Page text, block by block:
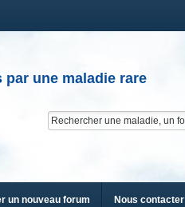
une maladie rare
un nouveau forum Nous contacter